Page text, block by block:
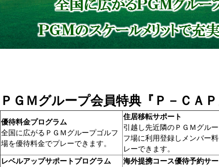
ＰＧＭグループ会員特典『Ｐ－ＣＡ
優待料金プログラム
全国に広がるＰＧＭグループゴルフ
場を優待料金でプレーできます。
住居移転サポート
引越し先近隣のＰＧＭグル
フ場に利用登録しメンバー
レーできます。
レベルアップサポートプログラム
海外提携コース優待予約サ